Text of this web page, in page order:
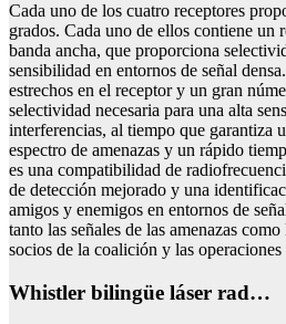
Cada uno de los cuatro receptores
grados. Cada uno de ellos contiene un
banda ancha, que proporciona
sensibilidad en entornos de señal
estrechos en el receptor y un gran
selectividad necesaria para una alta
interferencias, al tiempo que garantiza
espectro de amenazas y un rápido
es una compatibilidad de
de detección mejorado y una
amigos y enemigos en entornos de
tanto las señales de las amenazas
socios de la coalición y las operaciones
whistler bilingüe láser rad…